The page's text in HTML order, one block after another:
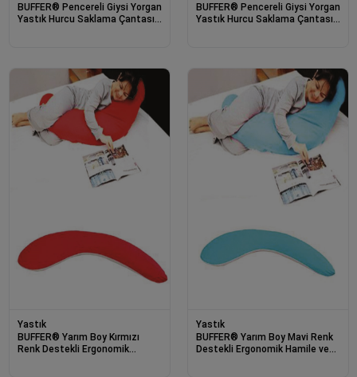
BUFFER® Pencereli Giysi Yorgan
Yastık Hurcu Saklama Çantası
BUFFER® Pencereli Giysi Yorgan
Yastık Hurcu Saklama Çantası
Yastık
BUFFER® Yarım Boy Kırmızı
Renk Destekli Ergonomik
Yastık
BUFFER® Yarım Boy Mavi Renk
Destekli Ergonomik Hamile ve